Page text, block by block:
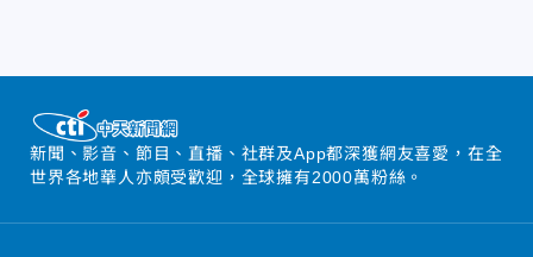
新聞、影音、節目、直播、社群及App都深獲網友喜愛，在全
世界各地華人亦頗受歡迎，全球擁有2000萬粉絲。